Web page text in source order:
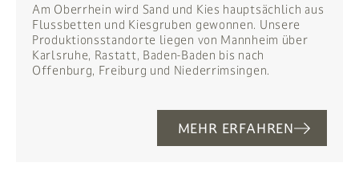
Am Oberrhein wird Sand und Kies hauptsächlich aus
Flussbetten und Kiesgruben gewonnen. Unsere
Produktionsstandorte liegen von Mannheim über
Karlsruhe, Rastatt, Baden-Baden bis nach
Offenburg, Freiburg und Niederrimsingen.
MEHR ERFAHREN